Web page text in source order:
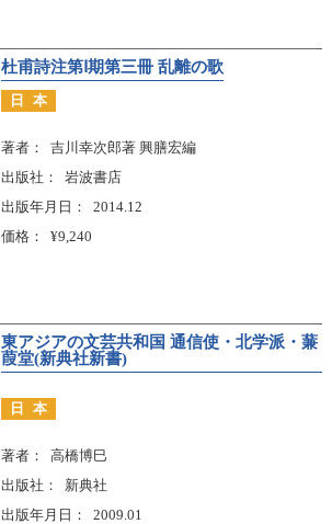
杜甫詩注第Ⅰ期第三冊 乱離の歌
日本
著者
吉川幸次郎著 興膳宏編
出版社
岩波書店
出版年月日
2014.12
価格
¥9,240
東アジアの文芸共和国 通信使・北学派・蒹
葭堂(新典社新書)
日本
著者
高橋博巳
出版社
新典社
出版年月日
2009.01